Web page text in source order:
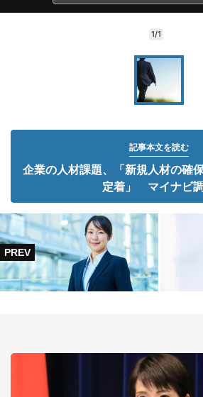
1/1
記事本文を読む
企業の人材課題、「新規人材の確
定着」 マイナビ